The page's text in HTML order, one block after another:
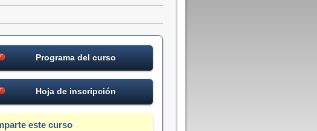
Programa del curso
Hoja de inscripción
este curso